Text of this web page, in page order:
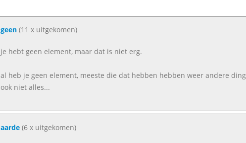
geen(11 x uitgekomen)
je hebt geen element, maar dat is niet erg.
al heb je geen element, meeste die dat hebben hebben weer andere
ook niet alles...
aarde(6 x uitgekomen)